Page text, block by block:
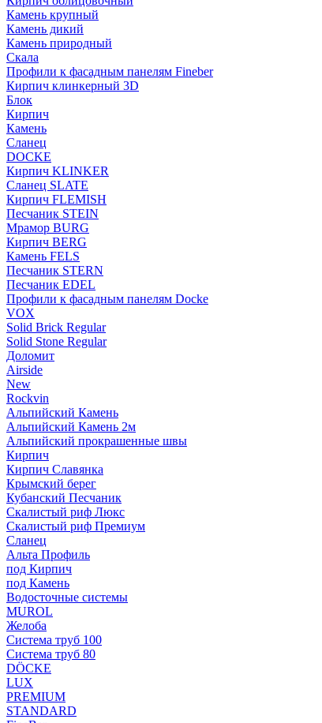
Камень крупный
Камень дикий
Камень природный
Скала
Профили к фасадным панелям Fineber
Кирпич клинкерный 3D
Блок
Кирпич
Камень
Сланец
DOCKE
Кирпич KLINKER
Сланец SLATE
Кирпич FLEMISH
Пес­ча­ник STEIN
Мрамор BURG
Кирпич BERG
Камень FELS
Пес­ча­ник STERN
Пес­ча­ник EDEL
Профили к фасадным панелям Docke
VOX
Solid Brick Regular
Solid Stone Regular
Доломит
Airside
New
Rockvin
Альпийский Камень
Альпийский Камень 2м
Альпийский прокрашенные швы
Кирпич
Кирпич Славянка
Крымский берег
Кубанский Песчаник
Скалистый риф Люкс
Скалистый риф Премиум
Сланец
Альта Профиль
под Кирпич
под Камень
Водосточные системы
MUROL
Желоба
Система труб 100
Система труб 80
DÖCKE
LUX
PREMIUM
STANDARD